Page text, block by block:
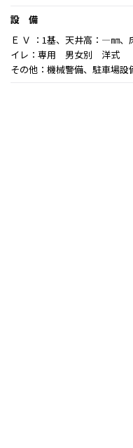
設 備
Ｅ Ｖ ：1基、天井高：―㎜、
イレ：専用 男女別 洋式
その他：機械警備、駐車場設